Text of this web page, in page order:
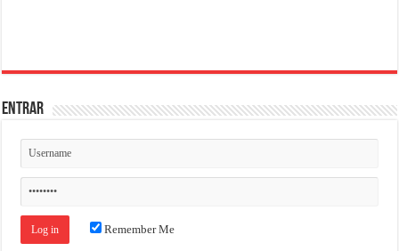
ENTRAR
Remember Me